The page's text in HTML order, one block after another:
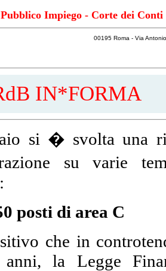
Impiego - Corte dei Conti
00195 Roma - Via
IN*FORMA
si � svolta una
su varie
posti di area C
che in
la Legge